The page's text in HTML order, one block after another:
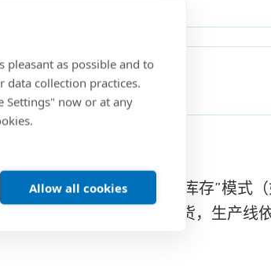
pleasant as possible and to
data collection practices.
Settings" now or at any
Allow all cookies
的是，这种“分散式线边库存”模式
。可能A料充足而B料缺货，生产线